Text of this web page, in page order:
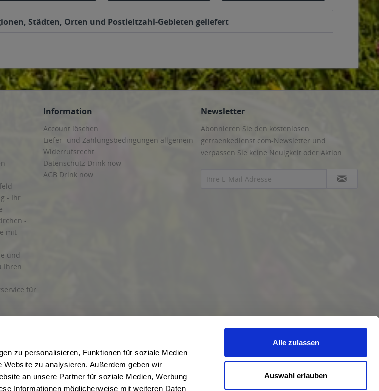
zu personalisieren, Funktionen für soziale Medien
zu analysieren. Außerdem geben wir
an unsere Partner für soziale Medien, Werbung
Informationen möglicherweise mit weiteren Daten
Alle zulassen
Auswahl erlauben
Städten, Orten und Postleitzahl-Gebieten geliefert
- Ihr
-
mit
und
Ihren
für
Information
Account löschen
Liefer- und Zahlungsbedingungen allgemein
Widerrufsrecht
Datenschutz Drink now
AGB Drink now
Newsletter
Abonnieren Sie den kostenlosen
getraenkedienst.com-Newsletter und
verpassen Sie keine Neuigkeit oder Aktion.